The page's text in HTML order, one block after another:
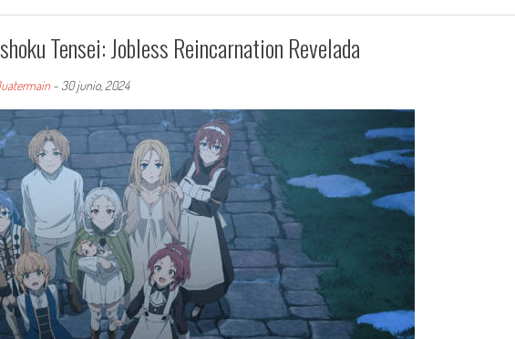
Tensei: Jobless Reincarnation Revelada
- 30 junio, 2024